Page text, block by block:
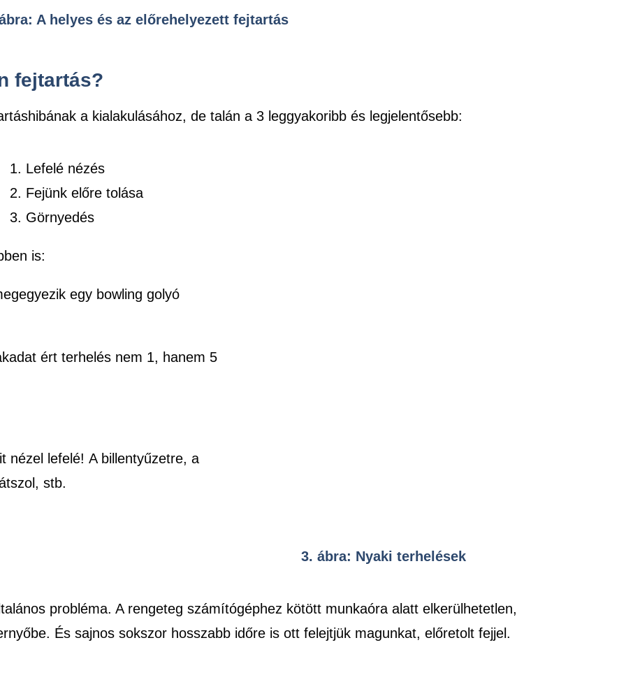
A helyes és az előrehelyezett fejtartás
fejtartás?
a kialakulásához, de talán a 3 leggyakoribb és legjelentősebb:
1. Lefelé nézés
2. Fejünk előre tolása
3. Görnyedés
is:
egy bowling golyó
ért terhelés nem 1, hanem 5
nézel lefelé! A billentyűzetre, a
stb.
3. ábra: Nyaki terhelések
probléma. A rengeteg számítógéphez kötött munkaóra alatt elkerülhetetlen,
És sajnos sokszor hosszabb időre is ott felejtjük magunkat, előretolt fejjel.